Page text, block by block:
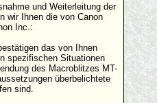
und Weiterleitung der
wir Ihnen die von Canon
Inc.:
das von Ihnen
spezifischen Situationen
des Macroblitzes MT-
überbelichtete
sind.